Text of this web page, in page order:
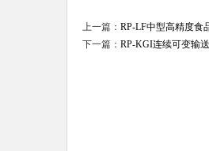
上一篇： RP-LF中型高精度食
下一篇： RP-KGI连续可变输